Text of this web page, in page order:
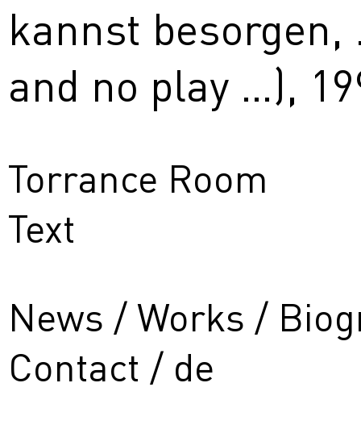
kannst
and no play …),
Torrance Room
Text
News Works
Contact
de